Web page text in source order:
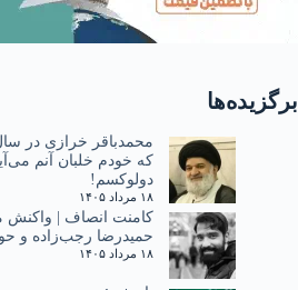
برگزیده‌ها
که خودم خلبان آنم
دولوکسم!
۱۸ مرداد ۱۴۰۵
کامنت انصاف | واکنش
حمیدرضا رجب‌زاده و
۱۸ مرداد ۱۴۰۵